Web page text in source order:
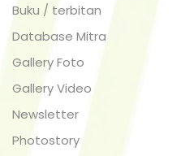
Buku / terbitan
Database Mitra
Gallery Foto
Gallery Video
Newsletter
Photostory